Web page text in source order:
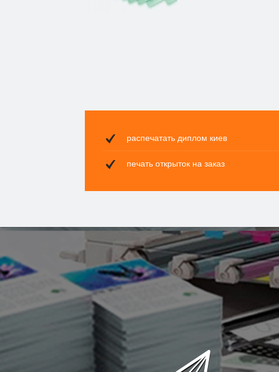
распечатать диплом киев
печать открыток на заказ